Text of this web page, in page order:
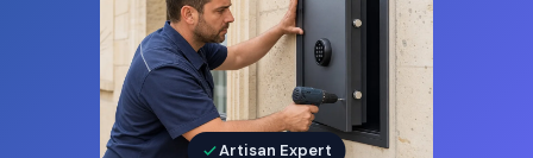
Artisan Expert